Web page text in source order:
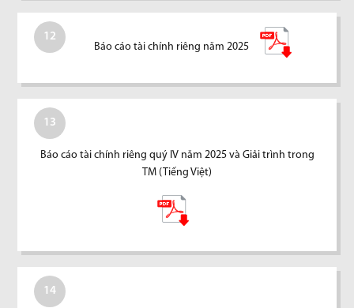
12
Báo cáo tài chính riêng năm 2025
13
Báo cáo tài chính riêng quý IV năm 2025 và Giải trình trong
TM (Tiếng Việt)
14